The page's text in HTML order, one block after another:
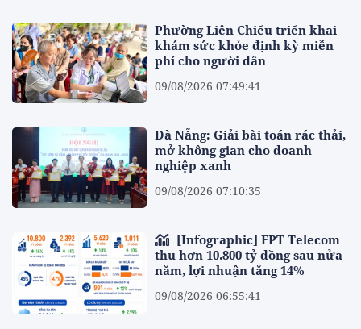
Phường Liên Chiểu triển khai
khám sức khỏe định kỳ miễn
phí cho người dân
09/08/2026 07:49:41
Đà Nẵng: Giải bài toán rác thải,
mở không gian cho doanh
nghiệp xanh
09/08/2026 07:10:35
thu hơn 10.800 tỷ đồng sau nửa
năm, lợi nhuận tăng 14%
09/08/2026 06:55:41